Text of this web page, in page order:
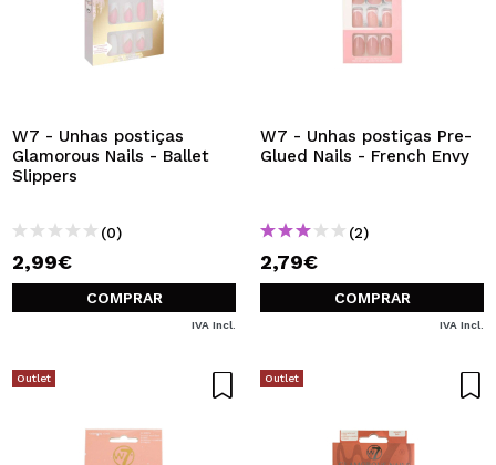
W7 - Unhas postiças
Glamorous Nails - Ballet
Slippers
(0)
2,99€
COMPRAR
IVA Incl.
W7 - Unhas postiças Pre-
Glued Nails - French Envy
(2)
2,79€
COMPRAR
IVA Incl.
Outlet Outlet